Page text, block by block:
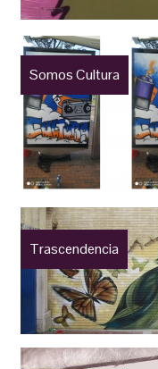
Somos Cultura
Trascendencia